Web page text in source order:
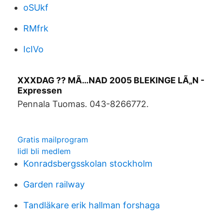
oSUkf
RMfrk
IcIVo
XXXDAG ?? MÃ…NAD 2005 BLEKINGE LÃ„N -
Expressen
Pennala Tuomas. 043-8266772.
Gratis mailprogram
lidl bli medlem
Konradsbergsskolan stockholm
Garden railway
Tandläkare erik hallman forshaga